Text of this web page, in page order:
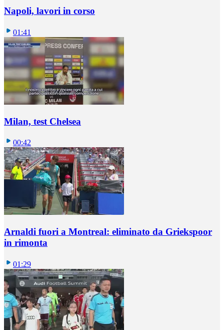
Napoli, lavori in corso
01:41
Milan, test Chelsea
00:42
Arnaldi fuori a Montreal: eliminato da Griekspoor
in rimonta
01:29